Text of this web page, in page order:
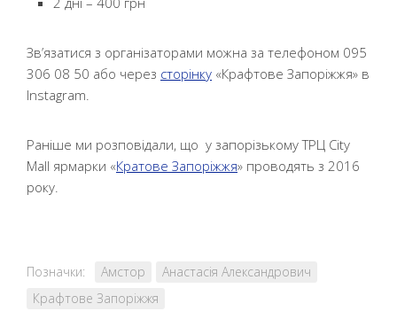
Зв’язатися з організаторами можна за телефоном 095
306 08 50 або через сторінку «Крафтове Запоріжжя» в
Instagram.
Раніше ми розповідали, що у запорізькому ТРЦ City
Mall ярмарки «Кратове Запоріжжя» проводять з 2016
року.
Позначки: Амстор
Анастасія Александрович
Крафтове Запоріжжя